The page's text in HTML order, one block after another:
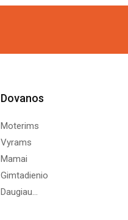
Dovanos
Moterims
Vyrams
Mamai
Gimtadienio
Daugiau...